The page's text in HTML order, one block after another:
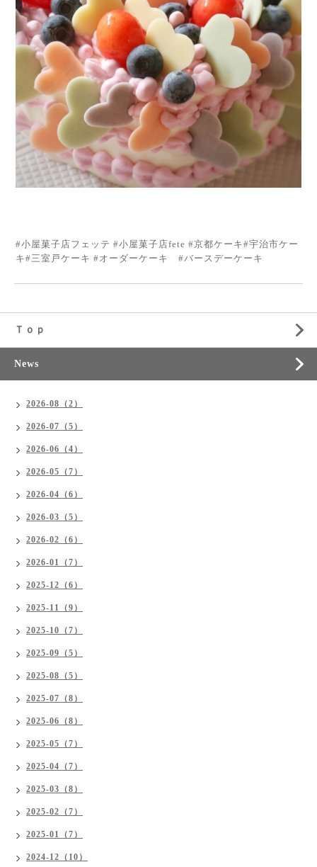
#小屋菓子店フェッテ #小屋菓子店fete #京都ケーキ#宇治市ケー
キ#三室戸ケーキ #オーダーケーキ #バースデーケーキ
Ｔｏｐ
News
2026-08（2）
2026-07（5）
2026-06（4）
2026-05（7）
2026-04（6）
2026-03（5）
2026-02（6）
2026-01（7）
2025-12（6）
2025-11（9）
2025-10（7）
2025-09（5）
2025-08（5）
2025-07（8）
2025-06（8）
2025-05（7）
2025-04（7）
2025-03（8）
2025-02（7）
2025-01（7）
2024-12（10）